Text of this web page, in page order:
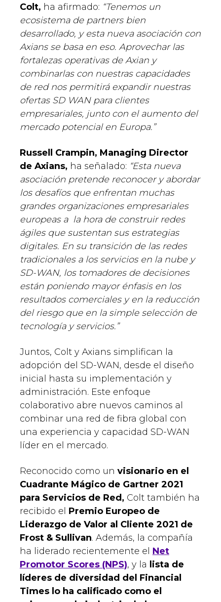
Colt, ha afirmado: “Tenemos un
ecosistema de partners bien
desarrollado, y esta nueva asociación con
Axians se basa en eso. Aprovechar las
fortalezas operativas de Axian y
combinarlas con nuestras capacidades
de red nos permitirá expandir nuestras
ofertas SD WAN para clientes
empresariales, junto con el aumento del
mercado potencial en Europa.”
Russell Crampin, Managing Director
de Axians, ha señalado: “Esta nueva
asociación pretende reconocer y abordar
los desafíos que enfrentan muchas
grandes organizaciones empresariales
europeas a la hora de construir redes
ágiles que sustentan sus estrategias
digitales. En su transición de las redes
tradicionales a los servicios en la nube y
SD-WAN, los tomadores de decisiones
están poniendo mayor énfasis en los
resultados comerciales y en la reducción
del riesgo que en la simple selección de
tecnología y servicios.”
Juntos, Colt y Axians simplifican la
adopción del SD-WAN, desde el diseño
inicial hasta su implementación y
administración. Este enfoque
colaborativo abre nuevos caminos al
combinar una red de fibra global con
una experiencia y capacidad SD-WAN
líder en el mercado.
Reconocido como un visionario en el
Cuadrante Mágico de Gartner 2021
para Servicios de Red, Colt también ha
recibido el Premio Europeo de
Liderazgo de Valor al Cliente 2021 de
Frost & Sullivan. Además, la compañía
ha liderado recientemente el Net
Promotor Scores (NPS), y la lista de
líderes de diversidad del Financial
Times lo ha calificado como el